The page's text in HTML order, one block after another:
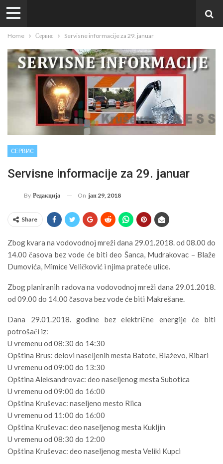
Home Сервис Servisne informacije za 29. januar
СЕРВИС
Servisne informacije za 29. januar
By Редакција On јан 29, 2018
Share
Zbog kvara na vodovodnoj mreži dana 29.01.2018. od 08.00 do
14.00 časova bez vode će biti deo Šanca, Mudrakovac – Blaže
Dumovića, Mimice Veličković i njima prateće ulice.
Zbog planiranih radova na vodovodnoj mreži dana 29.01.2018.
od 09.00 do 14.00 časova bez vode će biti Makrešane.
Dana 29.01.2018. godine bez električne energije će biti
potrošači iz:
U vremenu od 08:30 do 14:30
Opština Brus: delovi naseljenih mesta Batote, Blaževo, Ribari
U vremenu od 09:00 do 13:30
Opština Aleksandrovac: deo naseljenog mesta Subotica
U vremenu od 09:00 do 16:00
Opština Kruševac: naseljeno mesto Rlica
U vremenu od 11:00 do 16:00
Opština Kruševac: deo naseljenog mesta Kukljin
U vremenu od 08:30 do 12:00
Opština Kruševac: deo naseljenog mesta Veliki Kupci